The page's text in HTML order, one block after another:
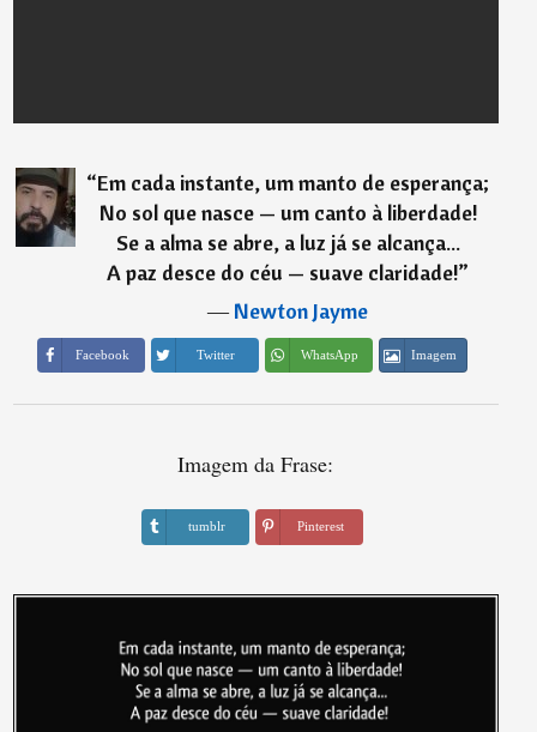
“Em cada instante, um manto de esperança;
No sol que nasce — um canto à liberdade!
Se a alma se abre, a luz já se alcança...
A paz desce do céu — suave claridade!”
―Newton Jayme
Facebook Twitter WhatsApp Imagem
Imagem da Frase:
tumblr Pinterest